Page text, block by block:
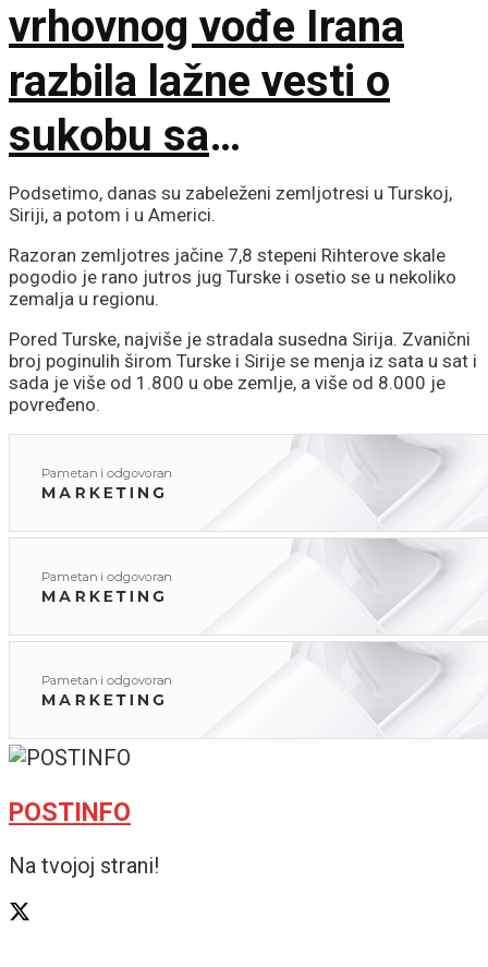
vrhovnog vođe Irana
razbila lažne vesti o
sukobu sa
predsednikom
Pezeškijanom
Podsetimo, danas su zabeleženi zemljotresi u Turskoj,
Siriji, a potom i u Americi.
Razoran zemljotres jačine 7,8 stepeni Rihterove skale
pogodio je rano jutros jug Turske i osetio se u nekoliko
zemalja u regionu.
Pored Turske, najviše je stradala susedna Sirija. Zvanični
broj poginulih širom Turske i Sirije se menja iz sata u sat i
sada je više od 1.800 u obe zemlje, a više od 8.000 je
povređeno.
POSTINFO
Na tvojoj strani!